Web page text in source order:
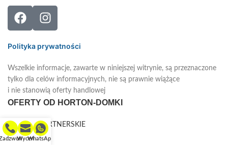
Polityka prywatności
Wszelkie informacje, zawarte w niniejszej witrynie, są przeznaczone
tylko dla celów informacyjnych, nie są prawnie wiążące
i nie stanowią oferty handlowej
OFERTY OD HORTON-DOMKI
BANKI PARTNERSKIE
LEASING
WyceńWhatsApp